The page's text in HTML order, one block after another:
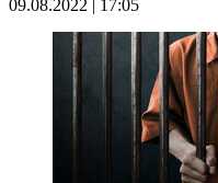
09.08.2022 | 17:05